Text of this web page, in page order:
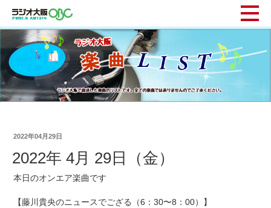
2022年04月29日
2022年 4月 29日（金）
本日のオンエア楽曲です
【藤川貴央のニュースでござる（6：30〜8：00）】